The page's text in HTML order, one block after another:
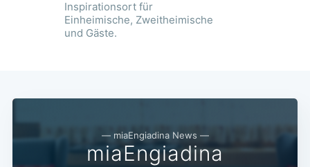
Inspirationsort für
Einheimische, Zweitheimische
und Gäste.
— miaEngiadina News —
miaEngiadina